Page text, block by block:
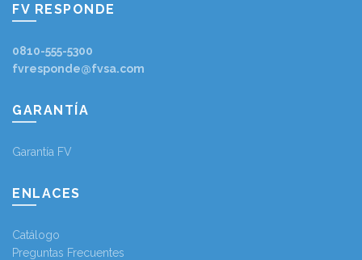
FV RESPONDE
0810-555-5300
fvresponde@fvsa.com
GARANTÍA
Garantía FV
ENLACES
Catálogo
Preguntas Frecuentes